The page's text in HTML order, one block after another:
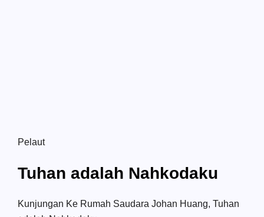
Pelaut
Tuhan adalah Nahkodaku
Kunjungan Ke Rumah Saudara Johan Huang, Tuhan